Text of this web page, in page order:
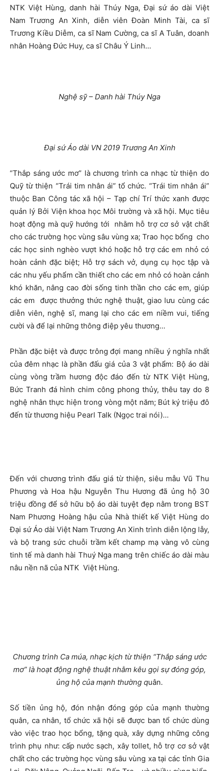
NTK Việt Hùng, danh hài Thúy Nga, Đại sứ áo dài Việt
Nam Trương An Xinh, diễn viên Đoàn Minh Tài, ca sĩ
Trương Kiều Diễm, ca sĩ Nam Cường, ca sĩ A Tuân, doanh
nhân Hoàng Đức Huy, ca sĩ Châu Ý Linh…
Nghệ sỹ – Danh hài Thúy Nga
Đại sứ Áo dài VN 2019 Trương An Xinh
“Thắp sáng ước mơ” là chương trình ca nhạc từ thiện do
Quỹ từ thiện “Trái tim nhân ái” tổ chức. “Trái tim nhân ái”
thuộc Ban Công tác xã hội – Tạp chí Trí thức xanh được
quản lý Bởi Viện khoa học Môi trường và xã hội. Mục tiêu
hoạt động mà quỹ hướng tới nhằm hỗ trợ cơ sở vật chất
cho các trường học vùng sâu vùng xa; Trao học bổng cho
các học sinh nghèo vượt khó hoặc hỗ trợ các em nhỏ có
hoàn cảnh đặc biệt; Hỗ trợ sách vở, dụng cụ học tập và
các nhu yếu phẩm cần thiết cho các em nhỏ có hoàn cảnh
khó khăn, nâng cao đời sống tinh thần cho các em, giúp
các em được thưởng thức nghệ thuật, giao lưu cùng các
diễn viên, nghệ sĩ, mang lại cho các em niềm vui, tiếng
cười và để lại những thông điệp yêu thương…
Phần đặc biệt và được trông đợi mang nhiều ý nghĩa nhất
của đêm nhạc là phần đấu giá của 3 vật phẩm: Bộ áo dài
cùng vòng trầm hương độc đáo đến từ NTK Việt Hùng,
Bức Tranh đá hình chim công phong thủy, thêu tay do 8
nghệ nhân thực hiện trong vòng một năm; Bút ký triệu đô
đến từ thương hiệu Pearl Talk (Ngọc trai nói)…
Đến với chương trình đấu giá từ thiện, siêu mẫu Vũ Thu
Phương và Hoa hậu Nguyễn Thu Hương đã ủng hộ 30
triệu đồng để sở hữu bộ áo dài tuyệt đẹp nằm trong BST
Nam Phương Hoàng hậu của Nhà thiết kế Việt Hùng do
Đại sứ Áo dài Việt Nam Trương An Xinh trình diễn lộng lẫy,
và bộ trang sức chuỗi trầm kết champ mạ vàng vô cùng
tinh tế mà danh hài Thuý Nga mang trên chiếc áo dài màu
nâu nền nã của NTK Việt Hùng.
Chương trình Ca múa, nhạc kịch từ thiện “Thắp sáng ước
mơ” là hoạt động nghệ thuật nhằm kêu gọi sự đóng góp,
ủng hộ của mạnh thường quân.
Số tiền ủng hộ, đón nhận đóng góp của mạnh thường
quân, ca nhân, tổ chức xã hội sẽ được ban tổ chức dùng
vào việc trao học bổng, tặng quà, xây dựng những công
trình phụ như: cấp nước sạch, xây tollet, hỗ trợ cơ sở vật
chất cho các trường học vùng sâu vùng xa tại các tỉnh Gia